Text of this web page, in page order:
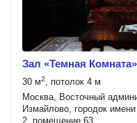
Зал «Темная
30 м2, потолок 4 м
Москва, Восточный
Измайлово, городок
2, помещение 63